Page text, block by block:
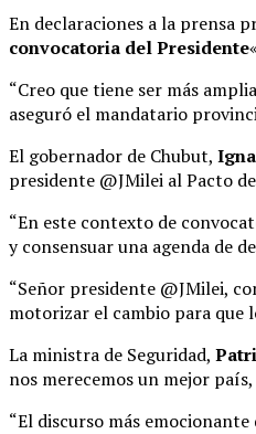
En declaraciones a la prensa
convocatoria del Presidente
“Creo que tiene ser más
aseguró el mandatario
El gobernador de Chubut,
presidente @JMilei al Pacto
“En este contexto de
y consensuar una agenda de
“Señor presidente @JMilei,
motorizar el cambio para que
La ministra de Seguridad,
nos merecemos un mejor
“El discurso más